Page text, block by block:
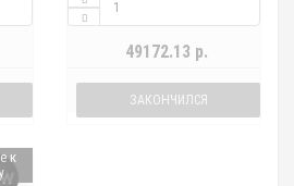
49172.13 р.
ЗАКОНЧИЛСЯ
к